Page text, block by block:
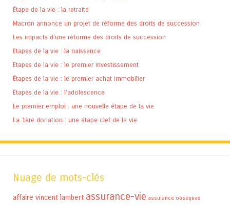
Étape de la vie : la retraite
Macron annonce un projet de réforme des droits de succession
Les impacts d’une réforme des droits de succession
Etapes de la vie : la naissance
Etapes de la vie : le premier investissement
Étapes de la vie : le premier achat immobilier
Étapes de la vie : l’adolescence
Le premier emploi : une nouvelle étape de la vie
La 1ère donation : une étape clef de la vie
Nuage de mots-clés
affaire vincent lambert assurance-vie assurance obsèques